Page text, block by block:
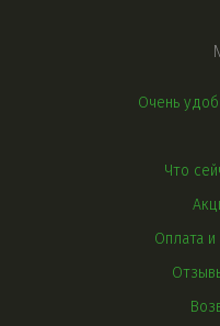
Очень
Что
Оплата и